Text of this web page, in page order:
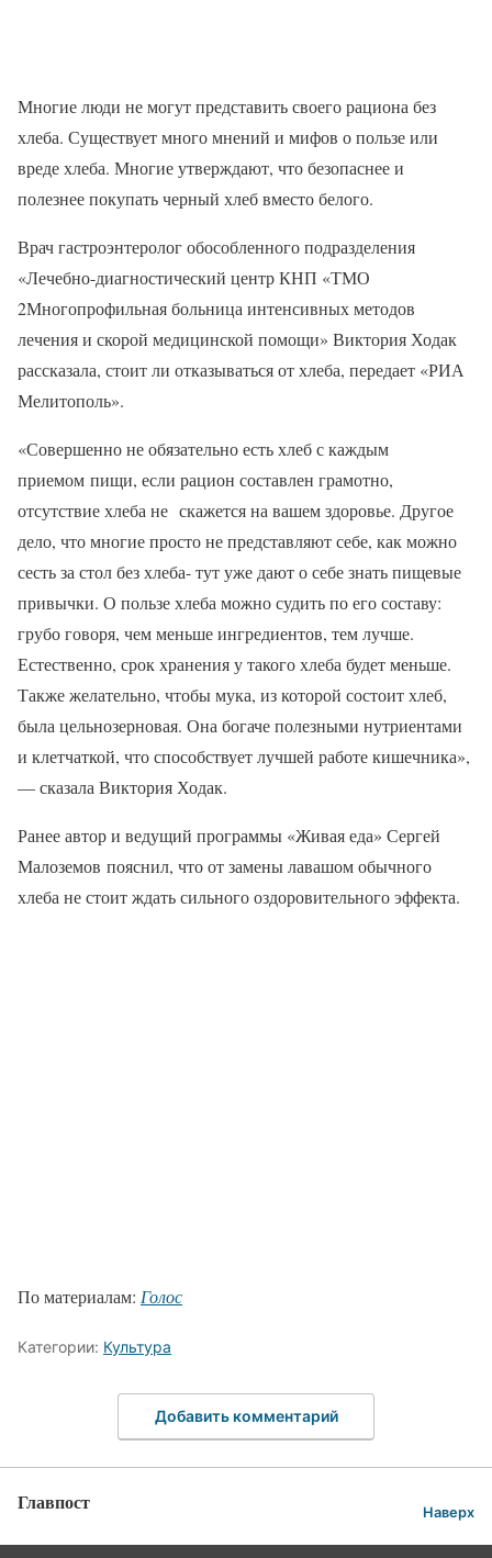
Многие люди не могут представить своего рациона без
хлеба. Существует много мнений и мифов о пользе или
вреде хлеба. Многие утверждают, что безопаснее и
полезнее покупать черный хлеб вместо белого.
Врач гастроэнтеролог обособленного подразделения
«Лечебно-диагностический центр КНП «ТМО
2Многопрофильная больница интенсивных методов
лечения и скорой медицинской помощи» Виктория Ходак
рассказала, стоит ли отказываться от хлеба, передает «РИА
Мелитополь».
«Совершенно не обязательно есть хлеб с каждым
приемом пищи, если рацион составлен грамотно,
отсутствие хлеба не скажется на вашем здоровье. Другое
дело, что многие просто не представляют себе, как можно
сесть за стол без хлеба- тут уже дают о себе знать пищевые
привычки. О пользе хлеба можно судить по его составу:
грубо говоря, чем меньше ингредиентов, тем лучше.
Естественно, срок хранения у такого хлеба будет меньше.
Также желательно, чтобы мука, из которой состоит хлеб,
была цельнозерновая. Она богаче полезными нутриентами
и клетчаткой, что способствует лучшей работе кишечника»,
— сказала Виктория Ходак.
Ранее автор и ведущий программы «Живая еда» Сергей
Малоземов пояснил, что от замены лавашом обычного
хлеба не стоит ждать сильного оздоровительного эффекта.
По материалам: Голос
Категории: Культура
Добавить комментарий
Главпост Наверх